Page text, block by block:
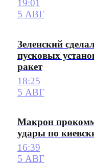
19:01
5 АВГ
Зеленский
пусковых
ракет
18:25
5 АВГ
Макрон
удары по
16:39
5 АВГ